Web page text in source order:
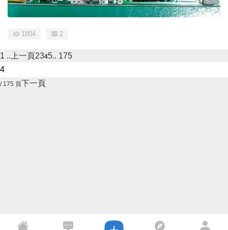
1804 2
1 .. 上一頁2345.. 175
/ 175 頁下一頁